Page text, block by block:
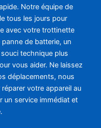
Notre équipe de
tous les jours pour
avec votre trottinette
de batterie, un
technique plus
vous aider. Ne laissez
déplacements, nous
votre appareil au
un service immédiat et